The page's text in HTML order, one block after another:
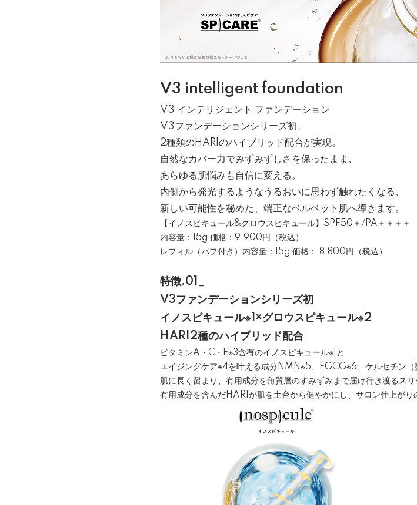
V3 intelligent foundation
V3 インテリジェント ファンデーション
V3ファンデーションシリーズ初、
2種類のHARIのハイブリッド配合が実現。
自然なカバー力でみずみずしさを保ったまま、
あらゆる肌悩みも自信に変える。
内側から発光するようなうるおいに思わず触れたくなる、
新しい可能性を秘めた、端正なベルベット肌へ導きます。
【イノスピキュール&グロウスピキュール】SPF50＋/PA＋＋＋＋
内容量：15g 価格：9,900円（税込）
レフィル（パフ付き）内容量：15g 価格： 8,800円（税込）
特徴.01_
V3ファンデーションシリーズ初
イノスピキュール※1×グロウスピキュール※2
HARI2種のハイブリッド配合
ビタミンA・C・E※3含有のイノスピキュール※1と
エイジングケア※4を叶える成分NMN※5、EGCG※6、ケルセチン（
肌に長く留まり、有用成分を角質層のすみずみまで届け行き渡るスリ
有用成分を含んだHARIが肌を土台から健やかにし、サロン仕上がり